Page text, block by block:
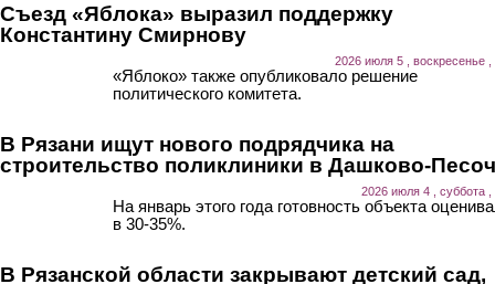
Съезд «Яблока» выразил поддержку
Константину Смирнову
2026 июля 5 , воскресенье ,
«Яблоко» также опубликовало решение
политического комитета.
В Рязани ищут нового подрядчика на
строительство поликлиники в Дашково-
2026 июля 4 , суббота ,
На январь этого года готовность объекта
в 30-35%.
В Рязанской области закрывают детский сад,